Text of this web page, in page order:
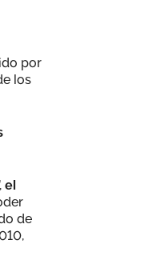
por
los
el
de